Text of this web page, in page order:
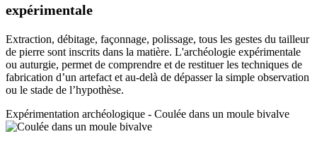
expérimentale
Extraction, débitage, façonnage, polissage, tous les gestes du tailleur
de pierre sont inscrits dans la matière. L'archéologie expérimentale
ou auturgie, permet de comprendre et de restituer les techniques de
fabrication d’un artefact et au-delà de dépasser la simple observation
ou le stade de l’hypothèse.
Expérimentation archéologique - Coulée dans un moule bivalve